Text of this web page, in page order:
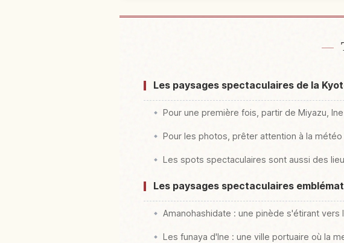
Les paysages spectaculaires de la
Pour une première fois, partir de Miyazu,
Pour les photos, prêter attention à la
Les spots spectaculaires sont aussi des
Les paysages spectaculaires
Amanohashidate : une pinède s'étirant
Les funaya d'Ine : une ville portuaire où la